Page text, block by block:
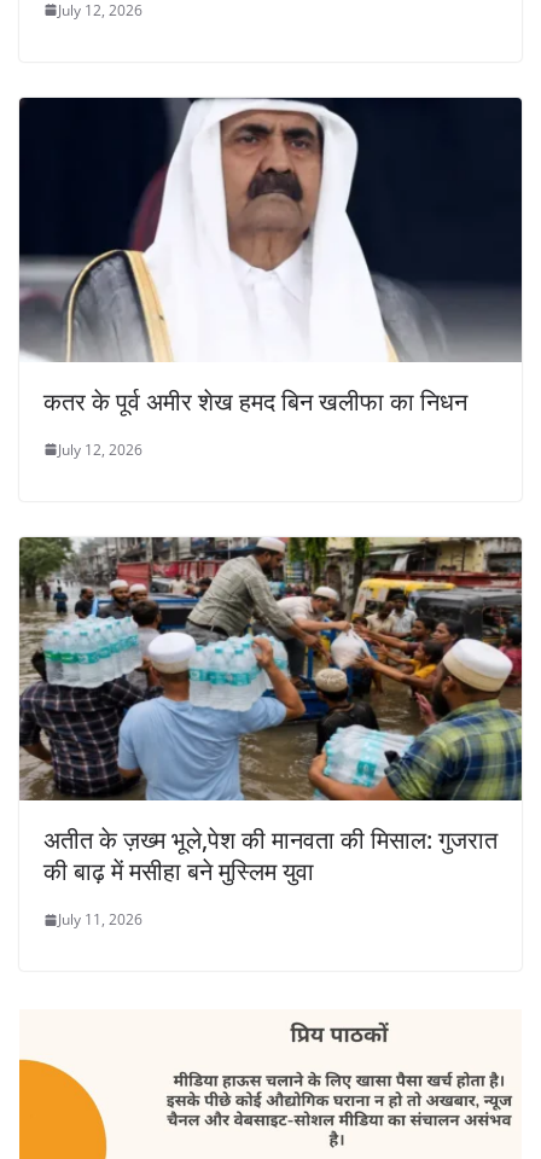
July 12, 2026
कतर के पूर्व अमीर शेख हमद बिन खलीफा का निधन
July 12, 2026
अतीत के ज़ख्म भूले,पेश की मानवता की मिसाल: गुजरात
की बाढ़ में मसीहा बने मुस्लिम युवा
July 11, 2026